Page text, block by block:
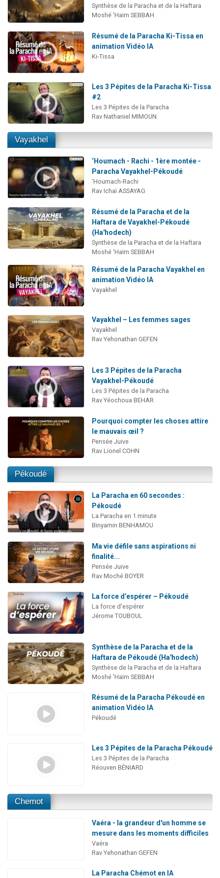
Synthèse de la Paracha et de la Haftara
Moshé 'Haïm SEBBAH
Résumé de la Paracha Ki-Tissa en
animation Vidéo IA
Ki-Tissa
Les 3 Pépites de la Paracha Ki-Tissa
#2
Les 3 Pépites de la Paracha
Rav Nathaniel MIMOUN
Vayakhel
‘Houmach - Rachi - 1ère montée -
Paracha Vayakhel-Pékoudé
‘Houmach-Rachi
Rav Ichaï ASSAYAG
Résumé de la Paracha et de la
Haftara de Vayakhel-Pékoudé
(Ha'hodech)
Synthèse de la Paracha et de la Haftara
Moshé 'Haïm SEBBAH
Résumé de la Paracha Vayakhel en
animation Vidéo IA
Vayakhel
Vayakhel – Les femmes sages
Vayakhel
Rav Yehonathan GEFEN
Les 3 Pépites de la Paracha
Vayakhel-Pékoudé
Les 3 Pépites de la Paracha
Rav Yéochoua BEHAR
Pourquoi compter les choses attire
le mauvais œil ?
Pensée Juive
Rav Lionel COHN
Pékoudé
La Paracha en 60 secondes :
Pékoudé
La Paracha en 1 minute
Binyamin BENHAMOU
Ma vie défile sans aspirations ni
finalité...
Pensée Juive
Rav Moché BOYER
La force d’espérer – Pékoudé
La force d'espérer
Jérome TOUBOUL
Synthèse de la Paracha et de la
Haftara de Pékoudé (Ha'hodech)
Synthèse de la Paracha et de la Haftara
Moshé 'Haïm SEBBAH
Résumé de la Paracha Pékoudé en
animation Vidéo IA
Pékoudé
Les 3 Pépites de la Paracha Pékoudé
Les 3 Pépites de la Paracha
Réouven BÉNIARD
Chemot
Vaéra - la grandeur d'un homme se
mesure dans les moments difficiles
Vaéra
Rav Yehonathan GEFEN
La Paracha Chémot en IA